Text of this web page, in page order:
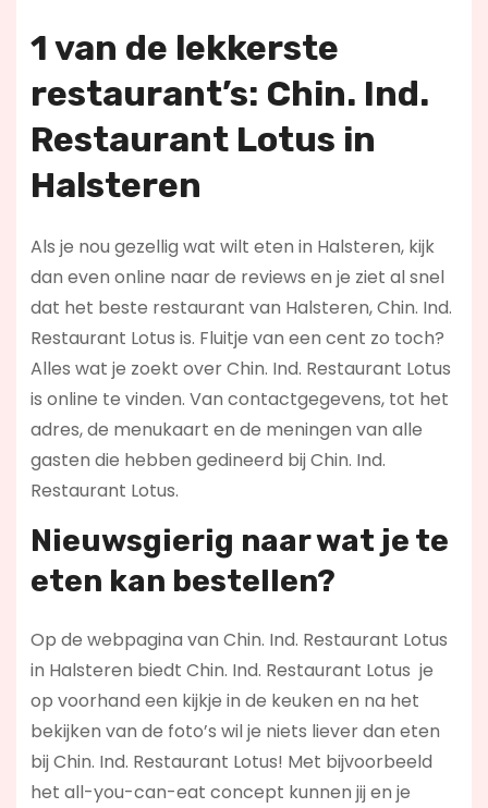
1 van de lekkerste
restaurant’s: Chin. Ind.
Restaurant Lotus in
Halsteren
Als je nou gezellig wat wilt eten in Halsteren, kijk
dan even online naar de reviews en je ziet al snel
dat het beste restaurant van Halsteren, Chin. Ind.
Restaurant Lotus is. Fluitje van een cent zo toch?
Alles wat je zoekt over Chin. Ind. Restaurant Lotus
is online te vinden. Van contactgegevens, tot het
adres, de menukaart en de meningen van alle
gasten die hebben gedineerd bij Chin. Ind.
Restaurant Lotus.
Nieuwsgierig naar wat je te
eten kan bestellen?
Op de webpagina van Chin. Ind. Restaurant Lotus
in Halsteren biedt Chin. Ind. Restaurant Lotus je
op voorhand een kijkje in de keuken en na het
bekijken van de foto’s wil je niets liever dan eten
bij Chin. Ind. Restaurant Lotus! Met bijvoorbeeld
het all-you-can-eat concept kunnen jij en je